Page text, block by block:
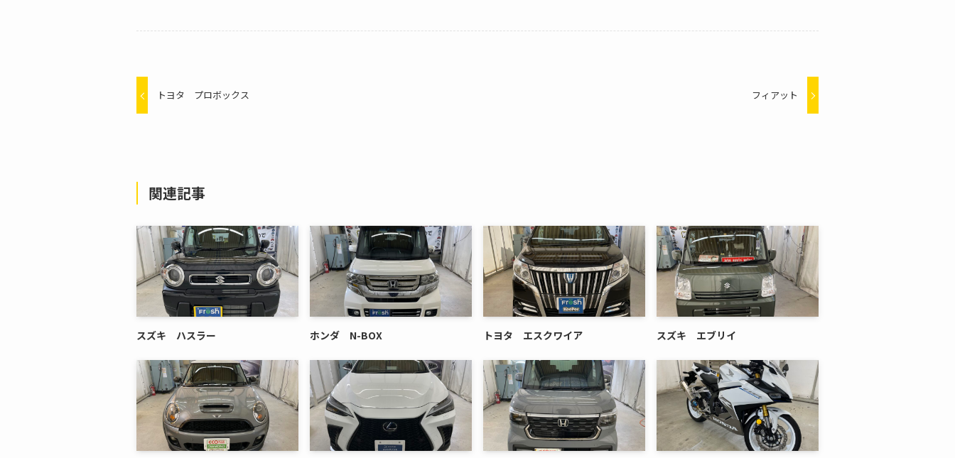
トヨタ プロボックス フィアット
関連記事
スズキ ハスラー ホンダ N-BOX トヨタ エスクワイア スズキ エブリイ